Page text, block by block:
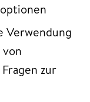
Verwendung
zur